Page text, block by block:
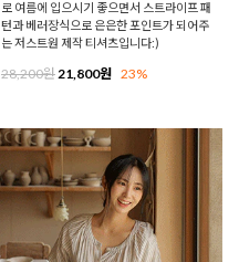
로 여름에 입으시기 좋으면서 스트라이프 패
턴과 베러장식으로 은은한 포인트가 되어주
는 저스트원 제작 티셔츠입니다:)
28,200원 21,800원 23%